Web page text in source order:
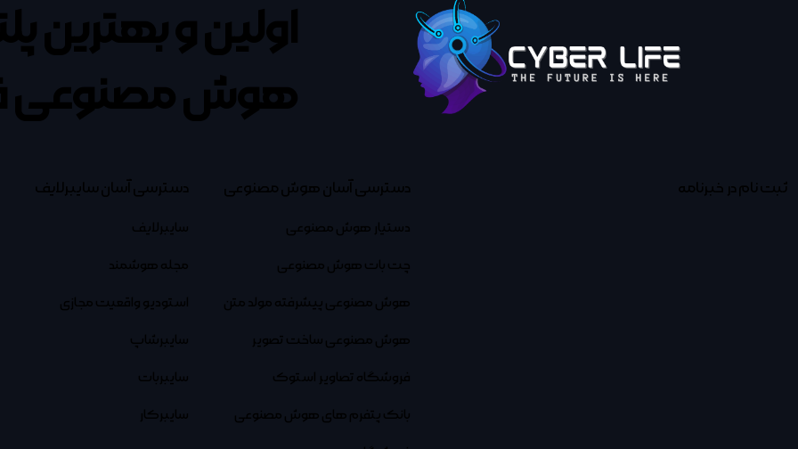
اولین و بهترین
هوش مصنوعی
ثبت نام در خبرنامه دسترسی آسان هوش مصنوعی
دستیار هوش مصنوعی
چت بات هوش مصنوعی
هوش مصنوعی پیشرفته مولد متن
هوش مصنوعی ساخت تصویر
فروشگاه تصاویر استوک
بانک پتفرم های هوش مصنوعی
دسترسی آسان سایبرلایف
سایبرلایف
مجله هوشمند
استودیو واقعیت مجازی
سایبرشاپ
سایبربات
سایبرکار